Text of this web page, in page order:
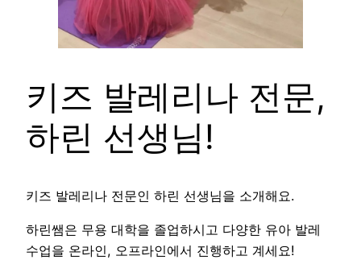
키즈 발레리나 전문,
하린 선생님!
키즈 발레리나 전문인 하린 선생님을 소개해요.
하린쌤은 무용 대학을 졸업하시고 다양한 유아 발레
수업을 온라인, 오프라인에서 진행하고 계세요!